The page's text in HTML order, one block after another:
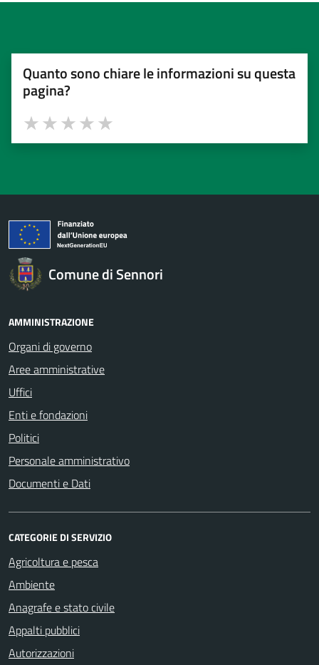
Quanto sono chiare le informazioni su questa
pagina?
Valuta 5 stelle su 5
Valuta 4 stelle su 5
Valuta 3 stelle su 5
Valuta 2 stelle su 5
Valuta 1 stelle su 5
Comune di Sennori
AMMINISTRAZIONE
Organi di governo
Aree amministrative
Uffici
Enti e fondazioni
Politici
Personale amministrativo
Documenti e Dati
CATEGORIE DI SERVIZIO
Agricoltura e pesca
Ambiente
Anagrafe e stato civile
Appalti pubblici
Autorizzazioni